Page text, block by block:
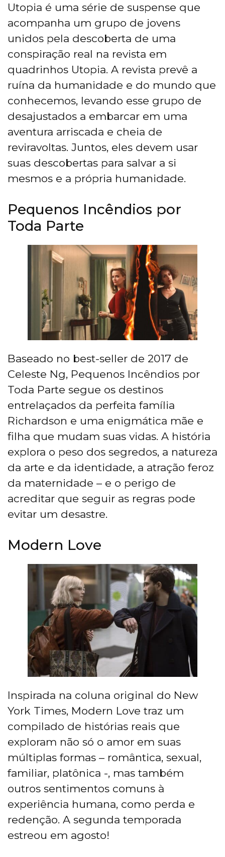
Utopia é uma série de suspense que
acompanha um grupo de jovens
unidos pela descoberta de uma
conspiração real na revista em
quadrinhos Utopia. A revista prevê a
ruína da humanidade e do mundo que
conhecemos, levando esse grupo de
desajustados a embarcar em uma
aventura arriscada e cheia de
reviravoltas. Juntos, eles devem usar
suas descobertas para salvar a si
mesmos e a própria humanidade.
Pequenos Incêndios por
Toda Parte
Baseado no best-seller de 2017 de
Celeste Ng, Pequenos Incêndios por
Toda Parte segue os destinos
entrelaçados da perfeita família
Richardson e uma enigmática mãe e
filha que mudam suas vidas. A história
explora o peso dos segredos, a natureza
da arte e da identidade, a atração feroz
da maternidade – e o perigo de
acreditar que seguir as regras pode
evitar um desastre.
Modern Love
Inspirada na coluna original do New
York Times, Modern Love traz um
compilado de histórias reais que
exploram não só o amor em suas
múltiplas formas – romântica, sexual,
familiar, platônica -, mas também
outros sentimentos comuns à
experiência humana, como perda e
redenção. A segunda temporada
estreou em agosto!